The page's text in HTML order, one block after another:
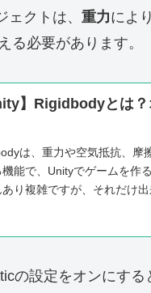
クトは、 重力によ
る必要があります。
】Rigidbodyとは
は、重力や空気抵抗、摩
機能で、Unityでゲームを作
あり複雑ですが、それだけ
の設定をオンにす